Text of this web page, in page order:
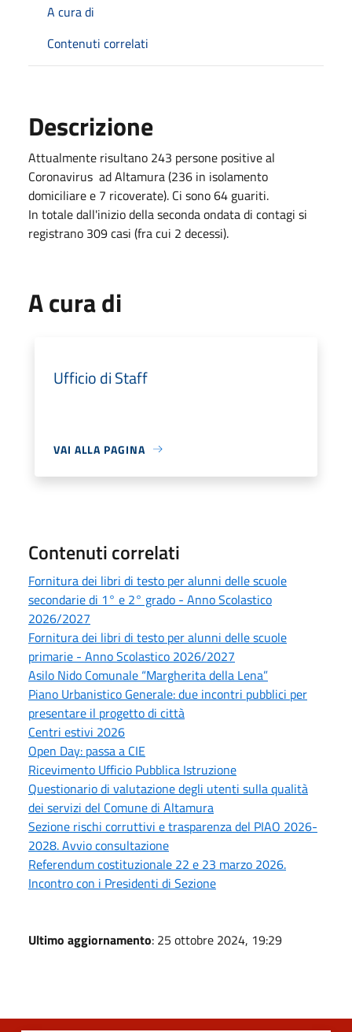
A cura di
Contenuti correlati
Descrizione
Attualmente risultano 243 persone positive al
Coronavirus ad Altamura (236 in isolamento
domiciliare e 7 ricoverate). Ci sono 64 guariti.
In totale dall'inizio della seconda ondata di contagi si
registrano 309 casi (fra cui 2 decessi).
A cura di
Ufficio di Staff
VAI ALLA PAGINA
Contenuti correlati
Fornitura dei libri di testo per alunni delle scuole
secondarie di 1° e 2° grado - Anno Scolastico
2026/2027
Fornitura dei libri di testo per alunni delle scuole
primarie - Anno Scolastico 2026/2027
Asilo Nido Comunale “Margherita della Lena”
Piano Urbanistico Generale: due incontri pubblici per
presentare il progetto di città
Centri estivi 2026
Open Day: passa a CIE
Ricevimento Ufficio Pubblica Istruzione
Questionario di valutazione degli utenti sulla qualità
dei servizi del Comune di Altamura
Sezione rischi corruttivi e trasparenza del PIAO 2026-
2028. Avvio consultazione
Referendum costituzionale 22 e 23 marzo 2026.
Incontro con i Presidenti di Sezione
Ultimo aggiornamento: 25 ottobre 2024, 19:29